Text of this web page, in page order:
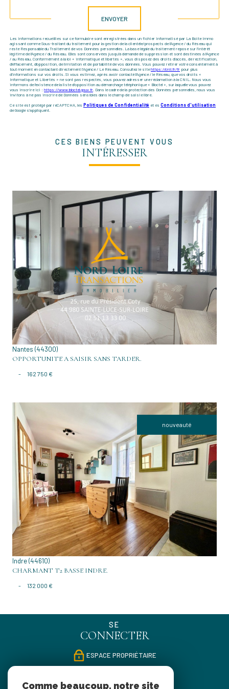
ENVOYER
Les informations recueillies sur ce formulaire sont enregistrées dans un fichier informatisé par La Boite Immo
agissant comme Sous-traitant du traitement pour la gestion de la clientèle/prospects de l'Agence / du Réseau qui
reste Responsable du Traitement de vos Données personnelles. La base légale du traitement repose sur l'intérêt
légitime de l'Agence / du Réseau. Elles sont conservées jusqu'à demande de suppression et sont destinées à l'Agence
/ au Réseau. Conformément à la loi « informatique et libertés », vous disposez des droits d’accès, de rectification,
d’effacement, d’opposition, de limitation et de portabilité de vos données. Vous pouvez retirer votre consentement à
tout moment en contactant directement l’Agence / Le Réseau. Consultez le sitehttps://cnil.fr/fr pour plus
d’informations sur vos droits. Si vous estimez, après avoir contacté l'Agence / le Réseau, que vos droits «
Informatique et Libertés » ne sont pas respectés, vous pouvez adresser une réclamation à la CNIL. Nous vous
informons de l’existence de la liste d'opposition au démarchage téléphonique « Bloctel », sur laquelle vous pouvez
vous inscrire ici : https://www.bloctel.gouv.fr . Dans le cadre de la protection des Données personnelles, nous vous
invitons à ne pas inscrire de Données sensibles dans le champ de saisie libre.
Ce site est protégé par reCAPTCHA, les Politiques de Confidentialité et es Conditions d'utilisation
de Google s'appliquent.
CES BIENS PEUVENT VOUS
INTÉRESSER
VOIR LE BIEN
Nantes (44300)
OPPORTUNITE A SAISIR SANS TARDER.
- 162 750 €
nouveauté
VOIR LE BIEN
Indre (44610)
CHARMANT T2 BASSE INDRE.
- 132 000 €
SE
CONNECTER
ESPACE PROPRIÉTAIRE
Comme beaucoup, notre site